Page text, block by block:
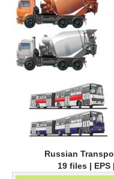
Russian
19 files |